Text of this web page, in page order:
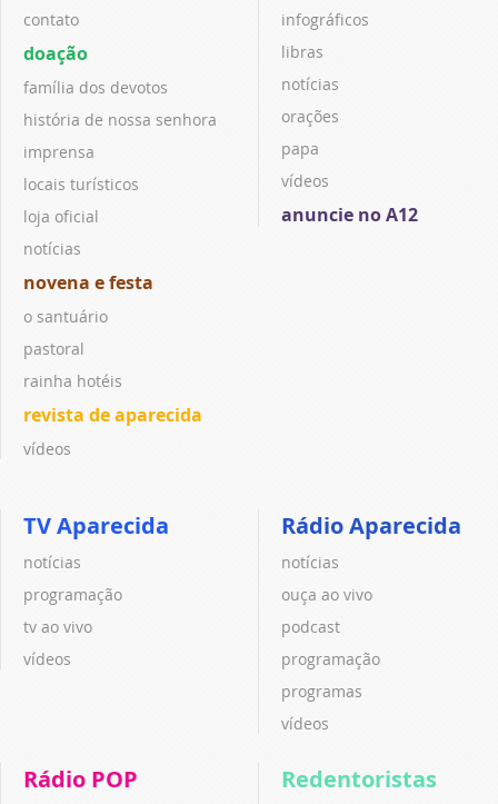
contato
doação
família dos devotos
história de nossa senhora
imprensa
locais turísticos
loja oficial
notícias
novena e festa
o santuário
pastoral
rainha hotéis
revista de aparecida
vídeos
infográficos
libras
notícias
orações
papa
vídeos
anuncie no A12
TV Aparecida
notícias
programação
tv ao vivo
vídeos
Rádio Aparecida
notícias
ouça ao vivo
podcast
programação
programas
vídeos
Rádio POP Redentoristas